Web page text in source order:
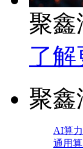
聚鑫
了解
聚鑫
AI算
通用